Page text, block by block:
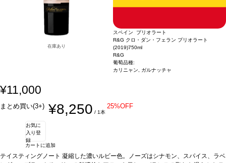
在庫あり
スペイン プリオラート
R&G クロ・ダン・フェラン プリオラート
(2019)750ml
R&G
葡萄品種:
カリニャン, ガルナッチャ
¥11,000
まとめ買い(3+) ¥8,250 / 1本
25%OFF
お気に
入り登
録
カートに追加
テイスティングノート 凝縮した濃いルビー色。ノーズはシナモン、スパイス、ラベ